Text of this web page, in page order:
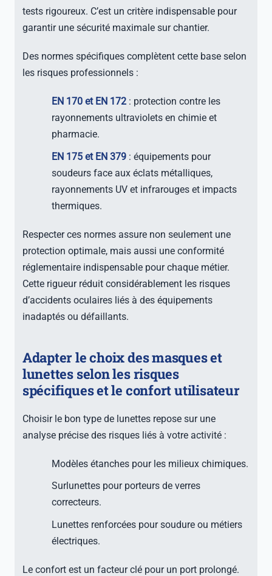
tests rigoureux. C’est un critère indispensable pour
garantir une sécurité maximale sur chantier.
Des normes spécifiques complètent cette base selon
les risques professionnels :
EN 170 et EN 172: protection contre les
rayonnements ultraviolets en chimie et
pharmacie.
EN 175 et EN 379: équipements pour
soudeurs face aux éclats métalliques,
rayonnements UV et infrarouges et impacts
thermiques.
Respecter ces normes assure non seulement une
protection optimale, mais aussi une conformité
réglementaire indispensable pour chaque métier.
Cette rigueur réduit considérablement les risques
d’accidents oculaires liés à des équipements
inadaptés ou défaillants.
Adapter le choix des masques et
lunettes selon les risques
spécifiques et le confort utilisateur
Choisir le bon type de lunettes repose sur une
analyse précise des risques liés à votre activité :
Modèles étanches pour les milieux chimiques.
Surlunettes pour porteurs de verres
correcteurs.
Lunettes renforcées pour soudure ou métiers
électriques.
Le confort est un facteur clé pour un port prolongé.